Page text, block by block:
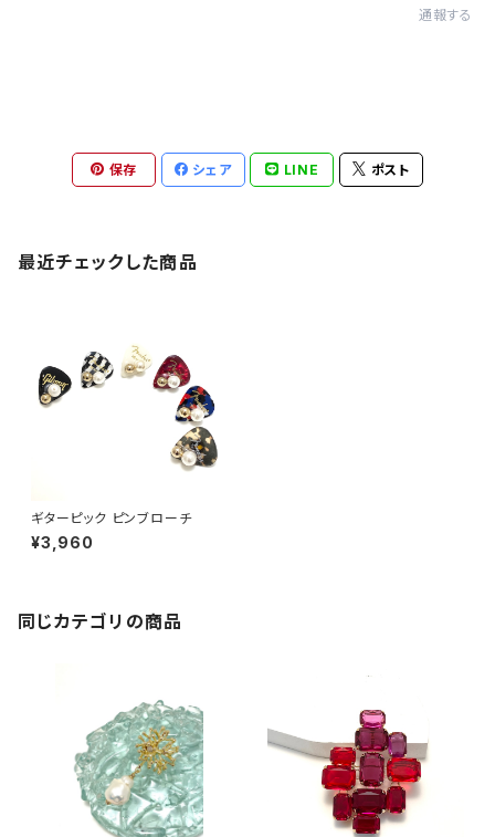
通報する
保存 シェア LINE ポスト
最近チェックした商品
ギターピック ピンブローチ
¥3,960
同じカテゴリの商品